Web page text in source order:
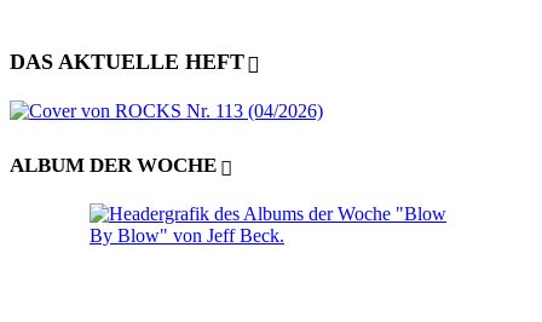
DAS AKTUELLE HEFT
ALBUM DER WOCHE